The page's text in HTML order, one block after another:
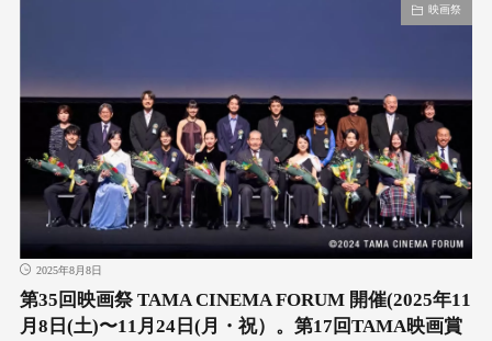
映画祭
2025年8月8日
第35回映画祭 TAMA CINEMA FORUM 開催(2025年11
月8日(土)〜11月24日(月・祝）。第17回TAMA映画賞